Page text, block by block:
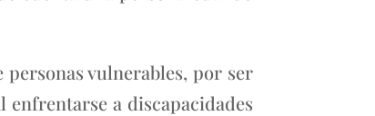
vulnerables, por ser
a discapacidades